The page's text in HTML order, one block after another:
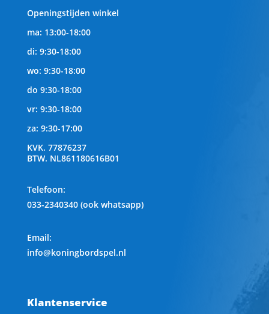
Openingstijden winkel
ma: 13:00-18:00
di: 9:30-18:00
wo: 9:30-18:00
do 9:30-18:00
vr: 9:30-18:00
za: 9:30-17:00
KVK. 77876237
BTW. NL861180616B01
Telefoon:
033-2340340 (ook whatsapp)
Email:
info@koningbordspel.nl
Klantenservice